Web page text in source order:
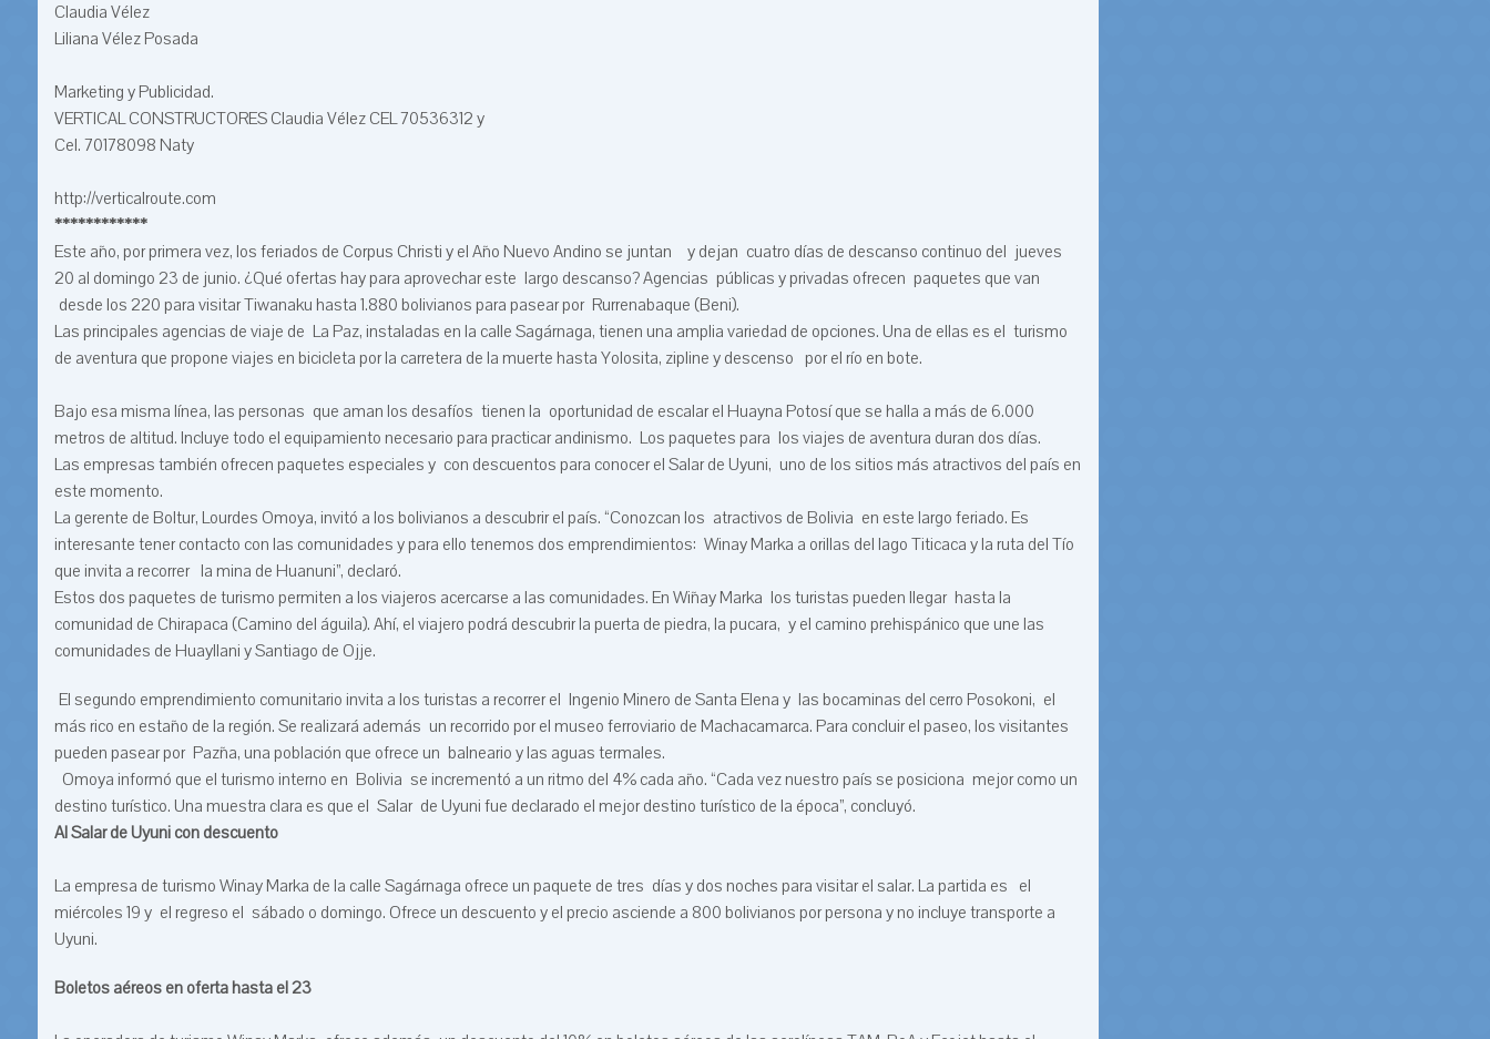
Claudia Vélez
Liliana Vélez Posada
Marketing y Publicidad.
VERTICAL CONSTRUCTORES Claudia Vélez CEL 70536312 y
Cel. 70178098 Naty
http://verticalroute.com
************
Este año, por primera vez, los feriados de Corpus Christi y el Año Nuevo Andino se juntan y dejan cuatro días de descanso continuo del jueves
20 al domingo 23 de junio. ¿Qué ofertas hay para aprovechar este largo descanso? Agencias públicas y privadas ofrecen paquetes que van
desde los 220 para visitar Tiwanaku hasta 1.880 bolivianos para pasear por Rurrenabaque (Beni).
Las principales agencias de viaje de La Paz, instaladas en la calle Sagárnaga, tienen una amplia variedad de opciones. Una de ellas es el turismo
de aventura que propone viajes en bicicleta por la carretera de la muerte hasta Yolosita, zipline y descenso por el río en bote.
Bajo esa misma línea, las personas que aman los desafíos tienen la oportunidad de escalar el Huayna Potosí que se halla a más de 6.000
metros de altitud. Incluye todo el equipamiento necesario para practicar andinismo. Los paquetes para los viajes de aventura duran dos días.
Las empresas también ofrecen paquetes especiales y con descuentos para conocer el Salar de Uyuni, uno de los sitios más atractivos del país en
este momento.
La gerente de Boltur, Lourdes Omoya, invitó a los bolivianos a descubrir el país. “Conozcan los atractivos de Bolivia en este largo feriado. Es
interesante tener contacto con las comunidades y para ello tenemos dos emprendimientos: Winay Marka a orillas del lago Titicaca y la ruta del Tío
que invita a recorrer la mina de Huanuni”, declaró.
Estos dos paquetes de turismo permiten a los viajeros acercarse a las comunidades. En Wiñay Marka los turistas pueden llegar hasta la
comunidad de Chirapaca (Camino del águila). Ahí, el viajero podrá descubrir la puerta de piedra, la pucara, y el camino prehispánico que une las
comunidades de Huayllani y Santiago de Ojje.
El segundo emprendimiento comunitario invita a los turistas a recorrer el Ingenio Minero de Santa Elena y las bocaminas del cerro Posokoni, el
más rico en estaño de la región. Se realizará además un recorrido por el museo ferroviario de Machacamarca. Para concluir el paseo, los visitantes
pueden pasear por Pazña, una población que ofrece un balneario y las aguas termales.
Omoya informó que el turismo interno en Bolivia se incrementó a un ritmo del 4% cada año. “Cada vez nuestro país se posiciona mejor como un
destino turístico. Una muestra clara es que el Salar de Uyuni fue declarado el mejor destino turístico de la época”, concluyó.
Al Salar de Uyuni con descuento
La empresa de turismo Winay Marka de la calle Sagárnaga ofrece un paquete de tres días y dos noches para visitar el salar. La partida es el
miércoles 19 y el regreso el sábado o domingo. Ofrece un descuento y el precio asciende a 800 bolivianos por persona y no incluye transporte a
Uyuni.
Boletos aéreos en oferta hasta el 23